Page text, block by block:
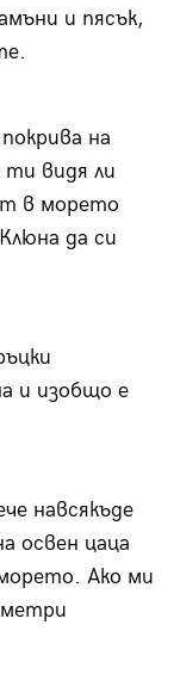
и пясък,
на
ти видя ли
в морето
да си
и изобщо е
навсякъде
освен цаца
Ако ми